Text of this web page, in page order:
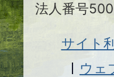
法人番号
サイト
ウェ